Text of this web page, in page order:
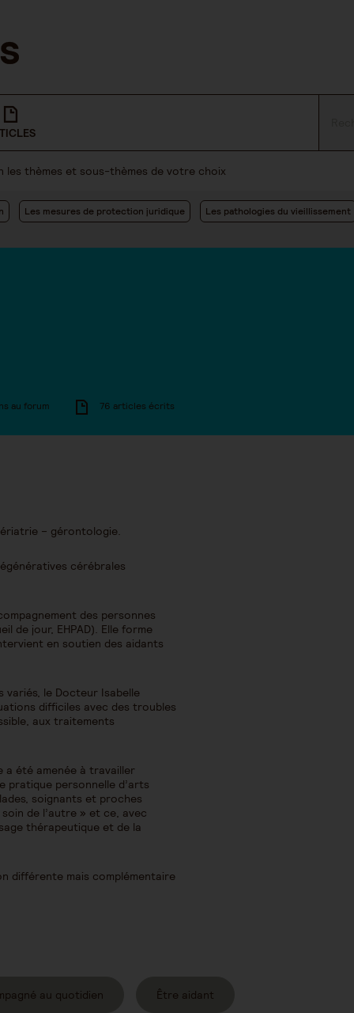
thèmes et sous-thèmes de votre choix
Les mesures de protection juridique Les pathologies du vieillissement
au forum 76 articles écrits
– gérontologie.
cérébrales
des personnes
de jour, EHPAD). Elle forme
en soutien des aidants
variés, le Docteur Isabelle
difficiles avec des troubles
aux traitements
a été amenée à travailler
pratique personnelle d’arts
soignants et proches
de l’autre » et ce, avec
thérapeutique et de la
différente mais complémentaire
au quotidien Être aidant